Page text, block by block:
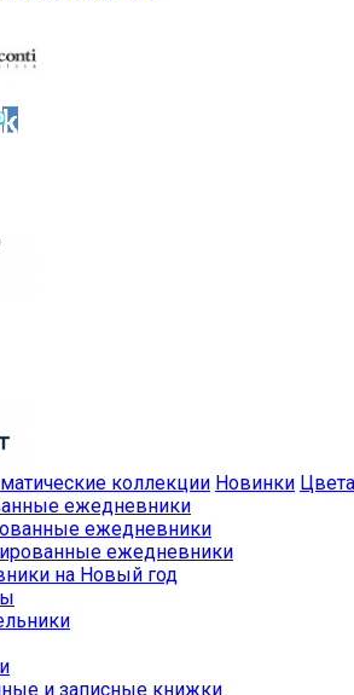
коллекции Новинки Цвета
ежедневники
ежедневники
ежедневники
на Новый год
и записные книжки